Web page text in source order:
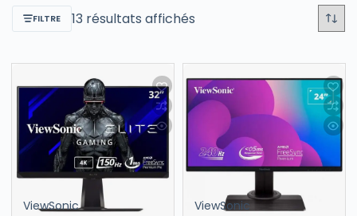
FILTRE 13 résultats affichés
ViewSonic ViewSonic